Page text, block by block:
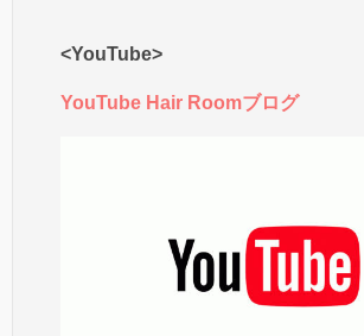
<YouTube>
YouTube Hair Roomブログ